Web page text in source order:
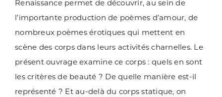
Renaissance permet de découvrir, au sein de
l’importante production de poèmes d’amour, de
nombreux poèmes érotiques qui mettent en
scène des corps dans leurs activités charnelles. Le
présent ouvrage examine ce corps : quels en sont
les critères de beauté ? De quelle manière est-il
représenté ? Et au-delà du corps statique, on